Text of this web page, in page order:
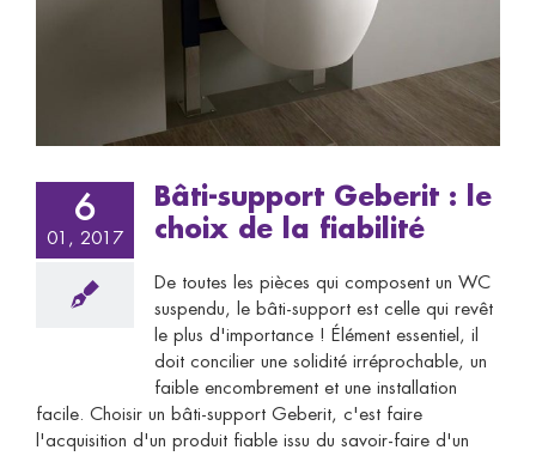
6
01, 2017
Bâti-support Geberit : le
choix de la fiabilité
De toutes les pièces qui composent un WC
suspendu, le bâti-support est celle qui revêt
le plus d'importance ! Élément essentiel, il
doit concilier une solidité irréprochable, un
faible encombrement et une installation
facile. Choisir un bâti-support Geberit, c'est faire
l'acquisition d'un produit fiable issu du savoir-faire d'un